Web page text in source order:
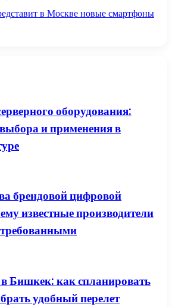
в Москве новые смартфоны
оборудования:
и применения в
брендовой цифровой
известные производители
Бишкек: как спланировать
удобный перелет